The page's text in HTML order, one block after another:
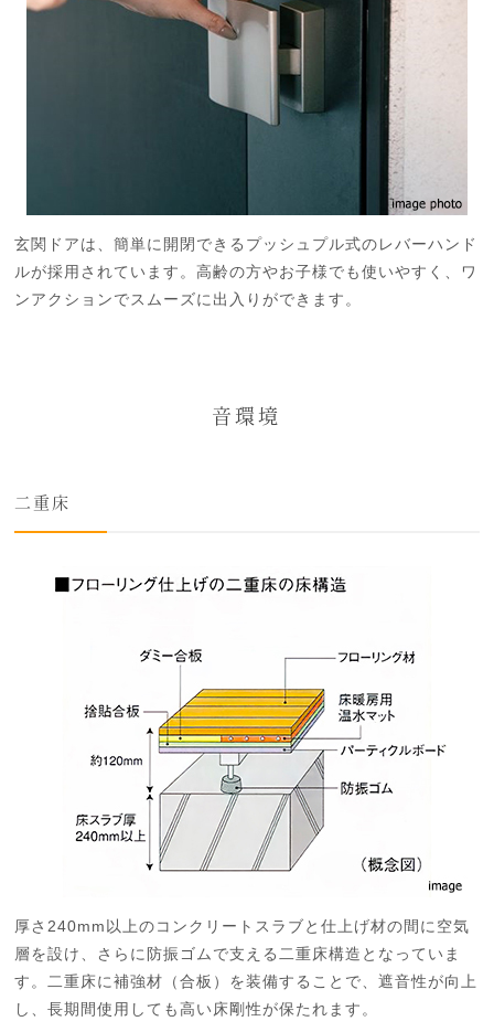
玄関ドアは、簡単に開閉できるプッシュプル式のレバーハンド
ルが採用されています。高齢の方やお子様でも使いやすく、ワ
ンアクションでスムーズに出入りができます。
音環境
二重床
厚さ240mm以上のコンクリートスラブと仕上げ材の間に空気
層を設け、さらに防振ゴムで支える二重床構造となっていま
す。二重床に補強材（合板）を装備することで、遮音性が向上
し、長期間使用しても高い床剛性が保たれます。